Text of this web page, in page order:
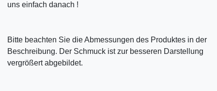
uns einfach danach !
Bitte beachten Sie die Abmessungen des Produktes in der
Beschreibung. Der Schmuck ist zur besseren Darstellung
vergrößert abgebildet.